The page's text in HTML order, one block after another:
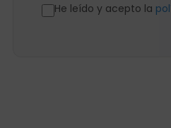
He leído y acepto la